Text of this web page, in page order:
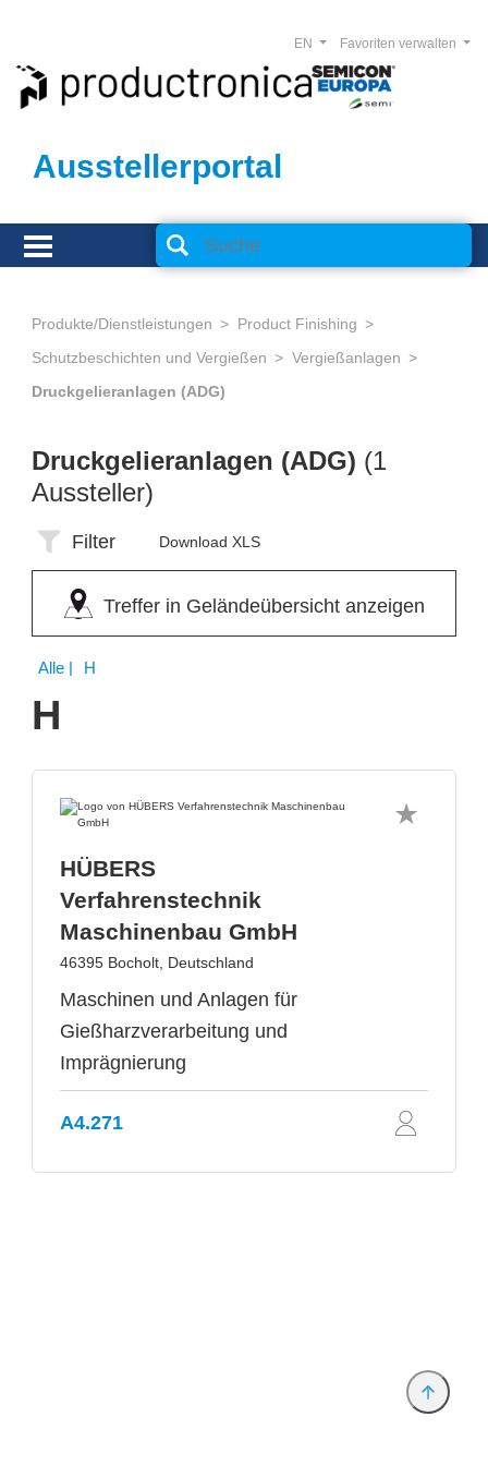
Ausstellerportal
Favoriten verwalten
EN
Produkte/Dienstleistungen
Product Finishing
Schutzbeschichten und Vergießen
Vergießanlagen
Druckgelieranlagen (ADG)
Druckgelieranlagen (ADG) (1
Aussteller)
Filter Download XLS
Treffer in Geländeübersicht anzeigen
Alle | H
H
HÜBERS
Verfahrenstechnik
Maschinenbau GmbH
46395 Bocholt, Deutschland
Maschinen und Anlagen für
Gießharzverarbeitung und
Imprägnierung
A4.271